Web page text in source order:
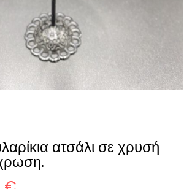
ατσάλι σε χρυσή